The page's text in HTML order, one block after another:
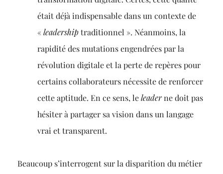
était déjà indispensable dans un contexte de
« leadershiptraditionnel ». Néanmoins, la
rapidité des mutations engendrées par la
révolution digitale et la perte de repères pour
certains collaborateurs nécessite de renforcer
cette aptitude. En ce sens, leleaderne doit pas
hésiter à partager sa vision dans un langage
vrai et transparent.
Beaucoup s’interrogent sur la disparition du métier